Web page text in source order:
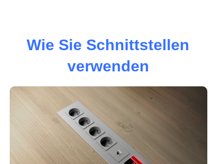
Wie Sie Schnittstellen
verwenden